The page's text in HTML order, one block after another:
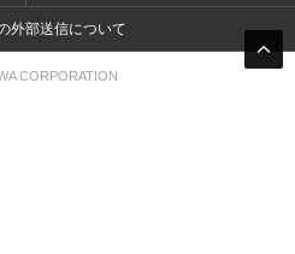
外部送信について
CORPORATION